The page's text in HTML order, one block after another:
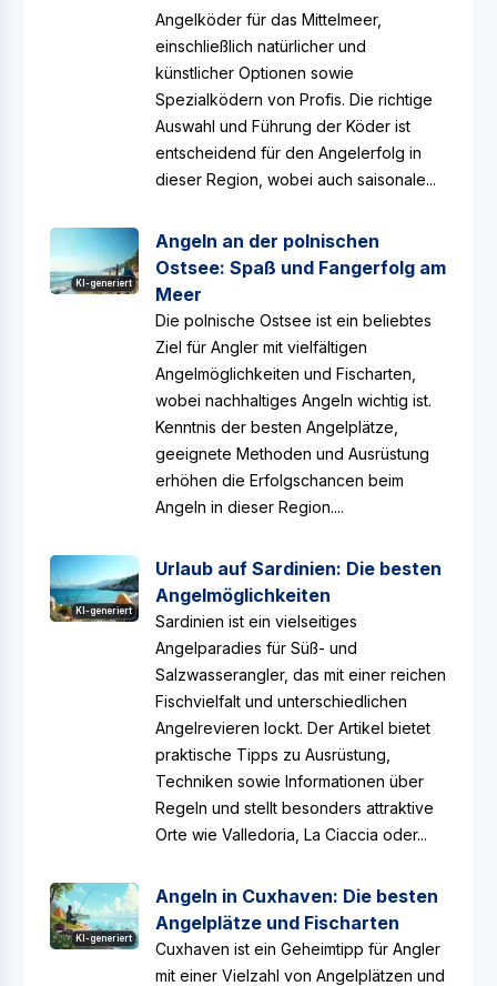
Angelköder für das Mittelmeer,
einschließlich natürlicher und
künstlicher Optionen sowie
Spezialködern von Profis. Die richtige
Auswahl und Führung der Köder ist
entscheidend für den Angelerfolg in
dieser Region, wobei auch saisonale...
KI-generiert
Angeln an der polnischen
Ostsee: Spaß und Fangerfolg am
Meer
Die polnische Ostsee ist ein beliebtes
Ziel für Angler mit vielfältigen
Angelmöglichkeiten und Fischarten,
wobei nachhaltiges Angeln wichtig ist.
Kenntnis der besten Angelplätze,
geeignete Methoden und Ausrüstung
erhöhen die Erfolgschancen beim
Angeln in dieser Region....
KI-generiert
Urlaub auf Sardinien: Die besten
Angelmöglichkeiten
Sardinien ist ein vielseitiges
Angelparadies für Süß- und
Salzwasserangler, das mit einer reichen
Fischvielfalt und unterschiedlichen
Angelrevieren lockt. Der Artikel bietet
praktische Tipps zu Ausrüstung,
Techniken sowie Informationen über
Regeln und stellt besonders attraktive
Orte wie Valledoria, La Ciaccia oder...
KI-generiert
Angeln in Cuxhaven: Die besten
Angelplätze und Fischarten
Cuxhaven ist ein Geheimtipp für Angler
mit einer Vielzahl von Angelplätzen und